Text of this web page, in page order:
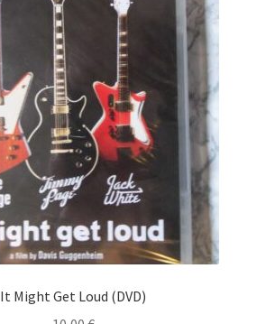
It Might Get Loud (DVD)